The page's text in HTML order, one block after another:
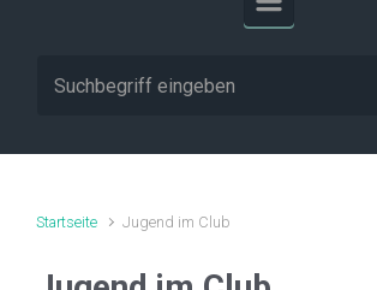
Startseite Jugend im Club